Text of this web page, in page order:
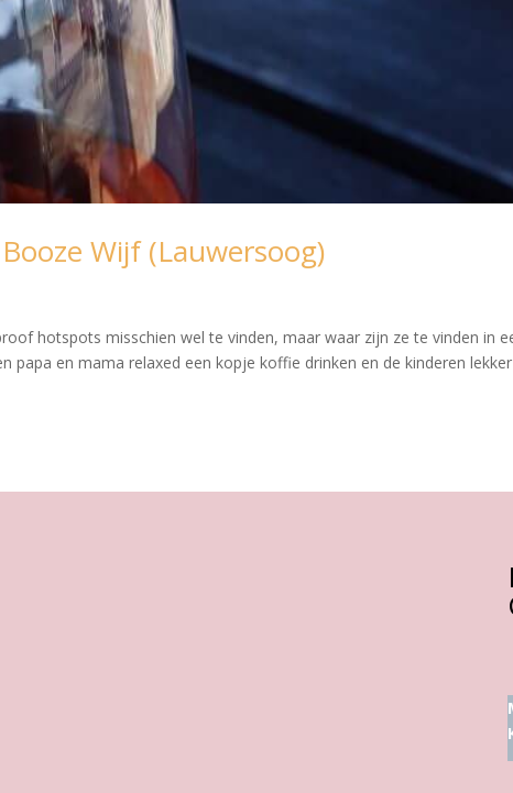
Wijf (Lauwersoog)
hotspots misschien wel te vinden, maar waar zijn ze te vinden in
papa en mama relaxed een kopje koffie drinken en de kinderen lekker